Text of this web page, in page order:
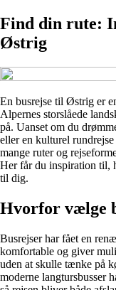
Find din rute:
Østrig
En busrejse til Østrig er
Alpernes storslåede
på. Uanset om du
eller en kulturel
mange ruter og
Her får du inspiration til,
til dig.
Hvorfor vælge
Busrejser har fået en
komfortable og giver
uden at skulle tænke på
moderne langtursbusser